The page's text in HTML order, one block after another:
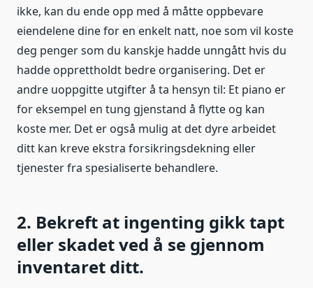
ikke, kan du ende opp med å måtte oppbevare
eiendelene dine for en enkelt natt, noe som vil koste
deg penger som du kanskje hadde unngått hvis du
hadde opprettholdt bedre organisering. Det er
andre uoppgitte utgifter å ta hensyn til: Et piano er
for eksempel en tung gjenstand å flytte og kan
koste mer. Det er også mulig at det dyre arbeidet
ditt kan kreve ekstra forsikringsdekning eller
tjenester fra spesialiserte behandlere.
2. Bekreft at ingenting gikk tapt
eller skadet ved å se gjennom
inventaret ditt.